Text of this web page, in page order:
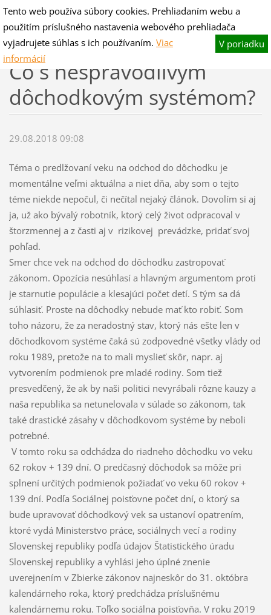
V-hano flog & blog
Fotografie pre potešenie,slovo na zamyslenie.
Čo s nespravodlivým
dôchodkovým systémom?
29.08.2018 09:08
Téma o predlžovaní veku na odchod do dôchodku je
momentálne veľmi aktuálna a niet dňa, aby som o tejto
téme niekde nepočul, či nečítal nejaký článok. Dovolím si aj
ja, už ako bývalý robotník, ktorý celý život odpracoval v
štorzmennej a z časti aj v rizikovej prevádzke, pridať svoj
pohľad.
Smer chce vek na odchod do dôchodku zastropovať
zákonom. Opozícia nesúhlasí a hlavným argumentom proti
je starnutie populácie a klesajúci počet detí. S tým sa dá
súhlasiť. Proste na dôchodky nebude mať kto robiť. Som
toho názoru, že za neradostný stav, ktorý nás ešte len v
dôchodkovom systéme čaká sú zodpovedné všetky vlády od
roku 1989, pretože na to mali myslieť skôr, napr. aj
vytvorením podmienok pre mladé rodiny. Som tiež
presvedčený, že ak by naši politici nevyrábali rôzne kauzy a
naša republika sa netunelovala v súlade so zákonom, tak
také drastické zásahy v dôchodkovom systéme by neboli
potrebné.
V tomto roku sa odchádza do riadneho dôchodku vo veku
62 rokov + 139 dní. O predčasný dôchodok sa môže pri
splnení určitých podmienok požiadať vo veku 60 rokov +
139 dní. Podľa Sociálnej poisťovne počet dní, o ktorý sa
bude upravovať dôchodkový vek sa ustanoví opatrením,
ktoré vydá Ministerstvo práce, sociálnych vecí a rodiny
Slovenskej republiky podľa údajov Štatistického úradu
Slovenskej republiky a vyhlási jeho úplné znenie
uverejnením v Zbierke zákonov najneskôr do 31. októbra
kalendárneho roka, ktorý predchádza príslušnému
kalendárnemu roku. Toľko sociálna poisťovňa. V roku 2019
Tento web používa súbory cookies. Prehliadaním webu a
použitím príslušného nastavenia webového prehliadača
vyjadrujete súhlas s ich používaním.
V poriadku
Viac
informácií